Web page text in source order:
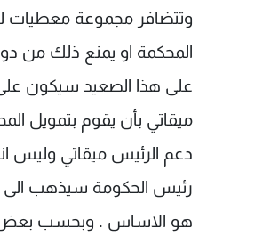
وتتضافر مجموعة معطيات
المحكمة او يمنع ذلك من
على هذا الصعيد سيكون على
ميقاتي بأن يقوم بتمويل
دعم الرئيس ميقاتي وليس
رئيس الحكومة سيذهب الى
هو الاساس . وبحسب بعض